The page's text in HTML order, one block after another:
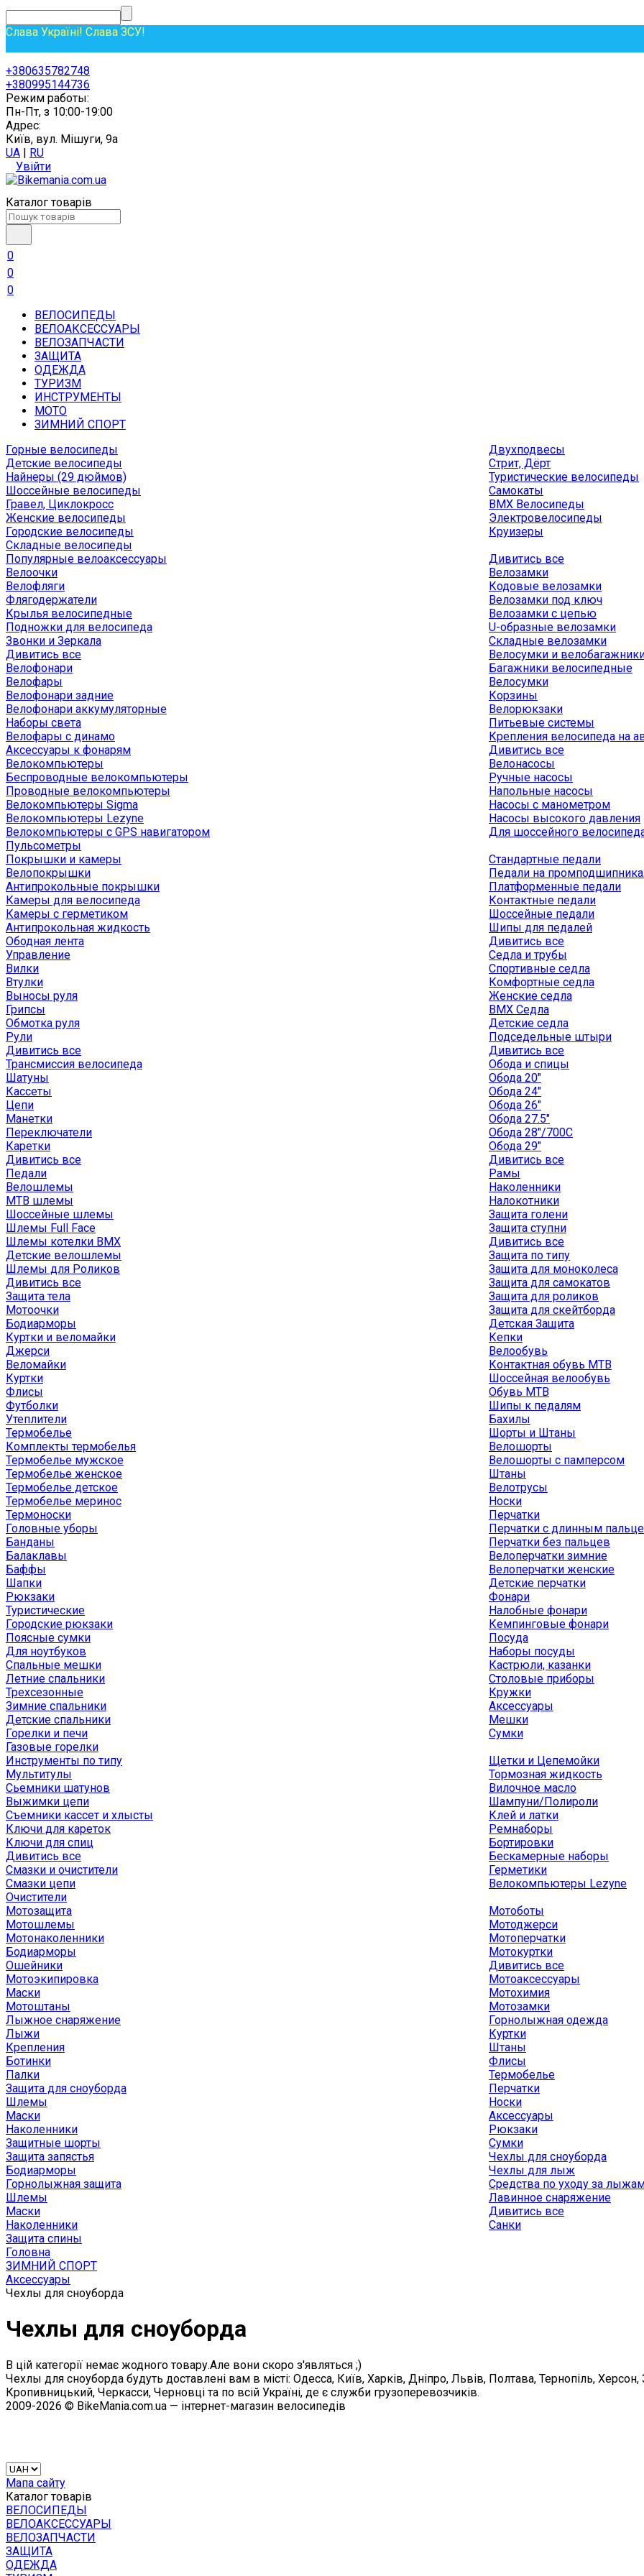
Слава Україні! Слава ЗСУ!
+380635782748
+380995144736
Режим работы:
Пн-Пт, з 10:00-19:00
Адрес:
Київ, вул. Мішуги, 9а
UA | RU
Увійти
Каталог товарів
0
0
0
ВЕЛОСИПЕДЫ
ВЕЛОАКСЕССУАРЫ
ВЕЛОЗАПЧАСТИ
ЗАЩИТА
ОДЕЖДА
ТУРИЗМ
ИНСТРУМЕНТЫ
МОТО
ЗИМНИЙ СПОРТ
Горные велосипеды
Детские велосипеды
Найнеры (29 дюймов)
Шоссейные велосипеды
Гравел, Циклокросс
Женские велосипеды
Городcкие велосипеды
Складные велосипеды
Двухподвесы
Стрит, Дёрт
Туристические велосипеды
Самокаты
BMX Велосипеды
Электровелосипеды
Круизеры
Популярные велоаксессуары
Велоочки
Велофляги
Флягодержатели
Крылья велосипедные
Подножки для велосипеда
Звонки и Зеркала
Дивитись все
Велофонари
Велофары
Велофонари задние
Велофонари аккумуляторные
Наборы света
Велофары с динамо
Аксессуары к фонарям
Велокомпьютеры
Беспроводные велокомпьютеры
Проводные велокомпьютеры
Велокомпьютеры Sigma
Велокомпьютеры Lezyne
Велокомпьютеры с GPS навигатором
Пульсометры
Дивитись все
Велозамки
Кодовые велозамки
Велозамки под ключ
Велозамки с цепью
U-образные велозамки
Складные велозамки
Велосумки и
Багажники велосипедные
Велосумки
Корзины
Велорюкзаки
Питьевые системы
Крепления велосипеда на
Дивитись все
Велонасосы
Ручные насосы
Напольные насосы
Насосы с манометром
Насосы высокого давления
Для шоссейного
Покрышки и камеры
Велопокрышки
Антипрокольные покрышки
Камеры для велосипеда
Камеры с герметиком
Антипрокольная жидкость
Ободная лента
Управление
Вилки
Втулки
Выносы руля
Грипсы
Обмотка руля
Рули
Дивитись все
Трансмиссия велосипеда
Шатуны
Кассеты
Цепи
Манетки
Переключатели
Каретки
Дивитись все
Педали
Стандартные педали
Педали на
Платформенные педали
Контактные педали
Шоссейные педали
Шипы для педалей
Дивитись все
Седла и трубы
Спортивные седла
Комфортные седла
Женские седла
BMX Седла
Детские седла
Подседельные штыри
Дивитись все
Обода и спицы
Обода 20"
Обода 24"
Обода 26"
Обода 27.5"
Обода 28"/700C
Обода 29"
Дивитись все
Рамы
Велошлемы
MTB шлемы
Шоссейные шлемы
Шлемы Full Face
Шлемы котелки BMX
Детские велошлемы
Шлемы для Роликов
Дивитись все
Защита тела
Мотоочки
Бодиарморы
Наколенники
Налокотники
Защита голени
Защита ступни
Дивитись все
Защита по типу
Защита для моноколеса
Защита для самокатов
Защита для роликов
Защита для скейтборда
Детская Защита
Куртки и веломайки
Джерси
Веломайки
Куртки
Флисы
Футболки
Утеплители
Термобелье
Комплекты термобелья
Термобелье мужское
Термобелье женское
Термобелье детское
Термобелье меринос
Термоноски
Головные уборы
Банданы
Балаклавы
Баффы
Шапки
Кепки
Велообувь
Контактная обувь MTB
Шоссейная велообувь
Обувь MTB
Шипы к педалям
Бахилы
Шорты и Штаны
Велошорты
Велошорты с памперсом
Штаны
Велотрусы
Носки
Перчатки
Перчатки с длинным
Перчатки без пальцев
Велоперчатки зимние
Велоперчатки женские
Детские перчатки
Рюкзаки
Туристические
Городские рюкзаки
Поясные сумки
Для ноутбуков
Спальные мешки
Летние спальники
Трехсезонные
Зимние спальники
Детские спальники
Горелки и печи
Газовые горелки
Фонари
Налобные фонари
Кемпинговые фонари
Посуда
Наборы посуды
Кастрюли, казанки
Столовые приборы
Кружки
Аксессуары
Мешки
Сумки
Инструменты по типу
Мультитулы
Сьемники шатунов
Выжимки цепи
Съемники кассет и хлысты
Ключи для кареток
Ключи для спиц
Дивитись все
Смазки и очистители
Смазки цепи
Очистители
Щетки и Цепемойки
Тормозная жидкость
Вилочное масло
Шампуни/Полироли
Клей и латки
Ремнаборы
Бортировки
Бескамерные наборы
Герметики
Велокомпьютеры Lezyne
Мотозащита
Мотошлемы
Мотонаколенники
Бодиарморы
Ошейники
Мотоэкипировка
Маски
Мотоштаны
Мотоботы
Мотоджерси
Мотоперчатки
Мотокуртки
Дивитись все
Мотоаксессуары
Мотохимия
Мотозамки
Лыжное снаряжение
Лыжи
Крепления
Ботинки
Палки
Защита для сноуборда
Шлемы
Маски
Наколенники
Защитные шорты
Защита запястья
Бодиарморы
Горнолыжная защита
Шлемы
Маски
Наколенники
Защита спины
Горнолыжная одежда
Куртки
Штаны
Флисы
Термобелье
Перчатки
Носки
Аксессуары
Рюкзаки
Сумки
Чехлы для сноуборда
Чехлы для лыж
Средства по уходу за
Лавинное снаряжение
Дивитись все
Санки
Головна
ЗИМНИЙ СПОРТ
Аксессуары
Чехлы для сноуборда
Чехлы для сноуборда
В цій категорії немає жодного товару.Але вони скоро з'являться ;)
Чехлы для сноуборда будуть доставлені вам в місті: Одесса, Київ, Харків, Дніпро, Львів, Полтава, Тернопіль,
Кропивницький, Черкасси, Черновці та по всій Україні, де є служби грузоперевозчиків.
2009-2026 © BikeMania.com.ua — інтернет-магазин велосипедів
Мапа сайту
Каталог товарів
ВЕЛОСИПЕДЫ
ВЕЛОАКСЕССУАРЫ
ВЕЛОЗАПЧАСТИ
ЗАЩИТА
ОДЕЖДА